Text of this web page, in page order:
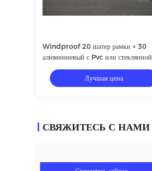
Windproof 20 шатер рамки × 30
алюминиевый с Pvc или стеклянной
стеной
Лучшая цена
СВЯЖИТЕСЬ С НАМИ